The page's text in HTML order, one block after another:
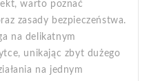
warto poznać
zasady bezpieczeństwa.
na delikatnym
unikając zbyt dużego
na jednym